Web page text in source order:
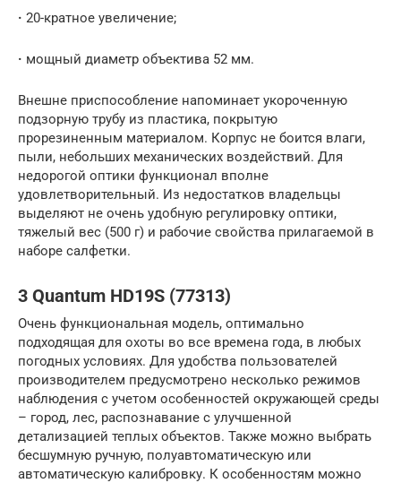
· 20-кратное увеличение;
· мощный диаметр объектива 52 мм.
Внешне приспособление напоминает укороченную
подзорную трубу из пластика, покрытую
прорезиненным материалом. Корпус не боится влаги,
пыли, небольших механических воздействий. Для
недорогой оптики функционал вполне
удовлетворительный. Из недостатков владельцы
выделяют не очень удобную регулировку оптики,
тяжелый вес (500 г) и рабочие свойства прилагаемой в
наборе салфетки.
3 Quantum HD19S (77313)
Очень функциональная модель, оптимально
подходящая для охоты во все времена года, в любых
погодных условиях. Для удобства пользователей
производителем предусмотрено несколько режимов
наблюдения с учетом особенностей окружающей среды
– город, лес, распознавание с улучшенной
детализацией теплых объектов. Также можно выбрать
бесшумную ручную, полуавтоматическую или
автоматическую калибровку. К особенностям можно